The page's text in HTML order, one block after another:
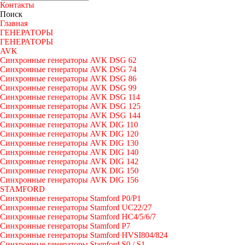
Контакты
Поиск
Главная
ГЕНЕРАТОРЫ
ГЕНЕРАТОРЫ
AVK
Синхронные генераторы AVK DSG 62
Синхронные генераторы AVK DSG 74
Синхронные генераторы AVK DSG 86
Синхронные генераторы AVK DSG 99
Синхронные генераторы AVK DSG 114
Синхронные генераторы AVK DSG 125
Синхронные генераторы AVK DSG 144
Синхронные генераторы AVK DIG 110
Синхронные генераторы AVK DIG 120
Синхронные генераторы AVK DIG 130
Синхронные генераторы AVK DIG 140
Синхронные генераторы AVK DIG 142
Синхронные генераторы AVK DIG 150
Синхронные генераторы AVK DIG 156
STAMFORD
Синхронные генераторы Stamford P0/P1
Синхронные генераторы Stamford UC22/27
Синхронные генераторы Stamford HC4/5/6/7
Синхронные генераторы Stamford P7
Синхронные генераторы Stamford HVSI804/824